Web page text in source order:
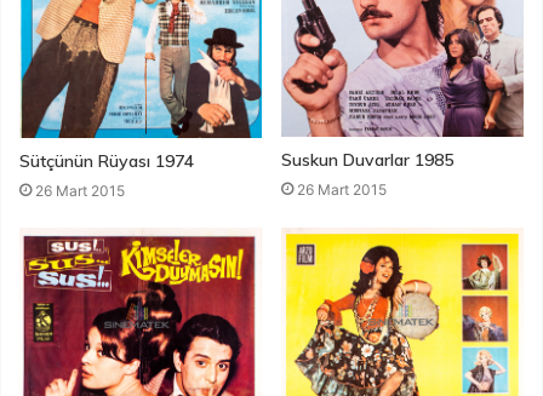
Sütçünün Rüyası 1974
26 Mart 2015
Suskun Duvarlar 1985
26 Mart 2015